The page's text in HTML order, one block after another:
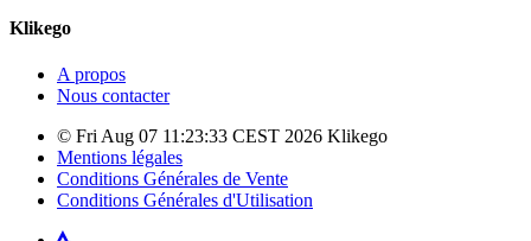
Klikego
A propos
Nous contacter
© Fri Aug 07 11:23:33 CEST 2026 Klikego
Mentions légales
Conditions Générales de Vente
Conditions Générales d'Utilisation